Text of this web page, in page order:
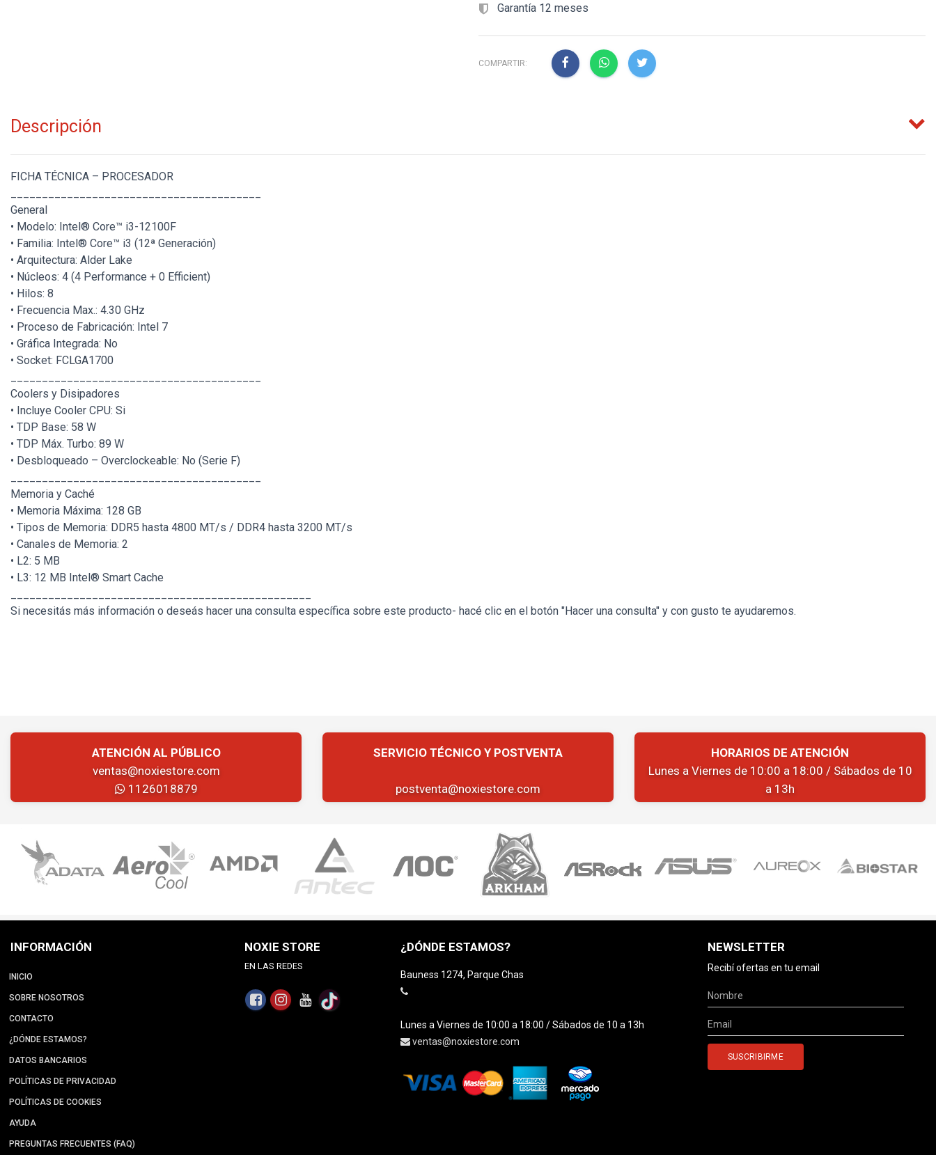
Garantía 12 meses
COMPARTIR:
Descripción
FICHA TÉCNICA – PROCESADOR
General
• Modelo: Intel® Core™ i3-12100F
• Familia: Intel® Core™ i3 (12ª Generación)
• Arquitectura: Alder Lake
• Núcleos: 4 (4 Performance + 0 Efficient)
• Hilos: 8
• Frecuencia Max.: 4.30 GHz
• Proceso de Fabricación: Intel 7
• Gráfica Integrada: No
• Socket: FCLGA1700
Coolers y Disipadores
• Incluye Cooler CPU: Si
• TDP Base: 58 W
• TDP Máx. Turbo: 89 W
• Desbloqueado – Overclockeable: No (Serie F)
Memoria y Caché
• Memoria Máxima: 128 GB
• Tipos de Memoria: DDR5 hasta 4800 MT/s / DDR4 hasta 3200 MT/s
• Canales de Memoria: 2
• L2: 5 MB
• L3: 12 MB Intel® Smart Cache
Si necesitás más información o deseás hacer una consulta específica sobre este producto- hacé clic en el botón "Hacer una consulta" y con gusto te ayudaremos.
ATENCIÓN AL PÚBLICO
ventas@noxiestore.com
1126018879
postventa@noxiestore.com
HORARIOS DE ATENCIÓN
Lunes a Viernes de 10:00 a 18:00 / Sábados de 10
a 13h
INFORMACIÓN
INICIO
SOBRE NOSOTROS
CONTACTO
¿DÓNDE ESTAMOS?
DATOS BANCARIOS
POLÍTICAS DE PRIVACIDAD
POLÍTICAS DE COOKIES
AYUDA
PREGUNTAS FRECUENTES (FAQ)
NOXIE STORE
EN LAS REDES
¿DÓNDE ESTAMOS?
Bauness 1274, Parque Chas
Lunes a Viernes de 10:00 a 18:00 / Sábados de 10 a 13h
ventas@noxiestore.com
NEWSLETTER
Recibí ofertas en tu email